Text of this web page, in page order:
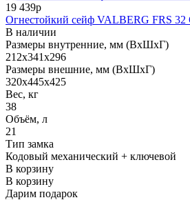
19 439р
Огнестойкий сейф VALBERG FRS 32
В наличии
Размеры внутренние, мм (ВхШхГ)
212x341x296
Размеры внешние, мм (ВхШхГ)
320x445x425
Вес, кг
38
Объём, л
21
Тип замка
Кодовый механический + ключевой
В корзину
В корзину
Дарим подарок